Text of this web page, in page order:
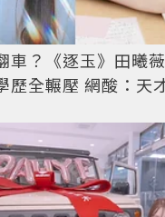
車？《逐玉》田曦
歷全輾壓 網酸：天